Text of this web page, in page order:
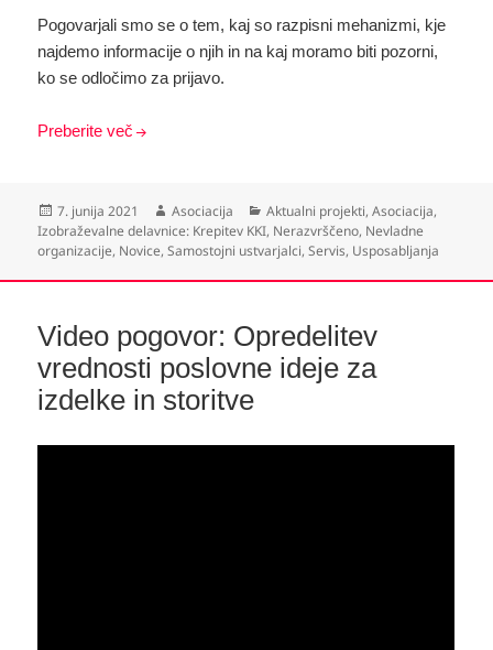
Pogovarjali smo se o tem, kaj so razpisni mehanizmi, kje
najdemo informacije o njih in na kaj moramo biti pozorni,
ko se odločimo za prijavo.
Preberite več
Objavljeno
dne
7. junija 2021 Avtor
Asociacija Kategorije
Aktualni projekti,Asociacija,
Izobraževalne delavnice: Krepitev KKI, Nerazvrščeno, Nevladne
organizacije, Novice,Samostojni ustvarjalci,Servis, Usposabljanja
Video pogovor: Opredelitev
vrednosti poslovne ideje za
izdelke in storitve